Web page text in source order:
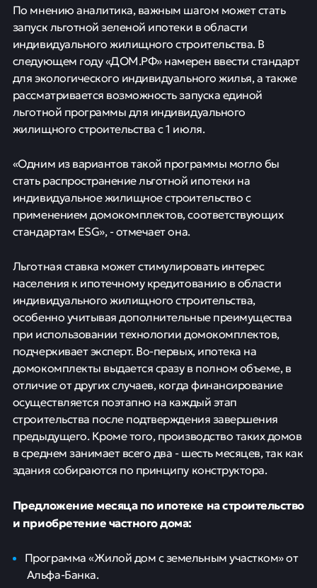
По мнению аналитика, важным шагом может стать
запуск льготной зеленой ипотеки в области
индивидуального жилищного строительства. В
следующем году «ДОМ.РФ» намерен ввести стандарт
для экологического индивидуального жилья, а также
рассматривается возможность запуска единой
льготной программы для индивидуального
жилищного строительства с 1 июля.
«Одним из вариантов такой программы могло бы
стать распространение льготной ипотеки на
индивидуальное жилищное строительство с
применением домокомплектов, соответствующих
стандартам ESG», - отмечает она.
Льготная ставка может стимулировать интерес
населения к ипотечному кредитованию в области
индивидуального жилищного строительства,
особенно учитывая дополнительные преимущества
при использовании технологии домокомплектов,
подчеркивает эксперт. Во-первых, ипотека на
домокомплекты выдается сразу в полном объеме, в
отличие от других случаев, когда финансирование
осуществляется поэтапно на каждый этап
строительства после подтверждения завершения
предыдущего. Кроме того, производство таких домов
в среднем занимает всего два - шесть месяцев, так как
здания собираются по принципу конструктора.
Предложение месяца по ипотеке на строительство
и приобретение частного дома:
Программа «Жилой дом с земельным участком» от
Альфа-Банка.